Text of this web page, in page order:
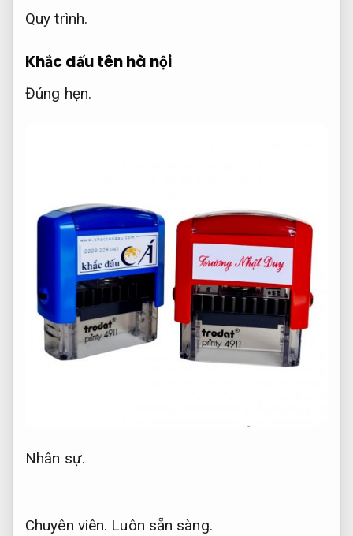
Quy trình.
Khắc dấu tên hà nội
Đúng hẹn.
Nhân sự.
Chuyên viên. Luôn sẵn sàng.